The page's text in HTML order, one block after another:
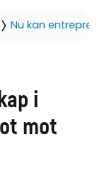
Nu kan
i
mot